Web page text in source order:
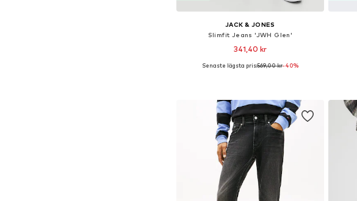
JACK & JONES
Slimfit Jeans 'JWH Glen'
341,40 kr
Tillgänglig i många storlekar
Senaste lägsta pris:569,00 kr-40%